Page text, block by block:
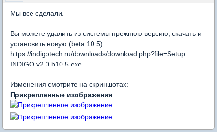
Мы все сделали.
Вы можете удалить из системы прежнюю версию, скачать и
установить новую (beta 10.5):
https://indigotech.ru/downloads/download.php?file=Setup
INDIGO v2.0 b10.5.exe
Изменения смотрите на скриншотах:
Прикрепленные изображения